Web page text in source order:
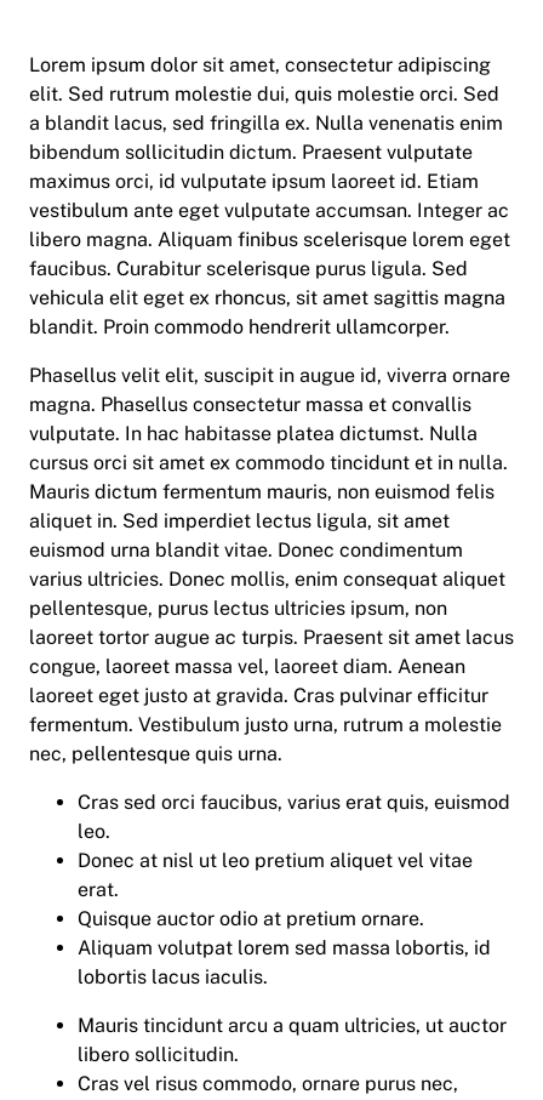
Lorem ipsum dolor sit amet, consectetur adipiscing
elit. Sed rutrum molestie dui, quis molestie orci. Sed
a blandit lacus, sed fringilla ex. Nulla venenatis enim
bibendum sollicitudin dictum. Praesent vulputate
maximus orci, id vulputate ipsum laoreet id. Etiam
vestibulum ante eget vulputate accumsan. Integer ac
libero magna. Aliquam finibus scelerisque lorem eget
faucibus. Curabitur scelerisque purus ligula. Sed
vehicula elit eget ex rhoncus, sit amet sagittis magna
blandit. Proin commodo hendrerit ullamcorper.
Phasellus velit elit, suscipit in augue id, viverra ornare
magna. Phasellus consectetur massa et convallis
vulputate. In hac habitasse platea dictumst. Nulla
cursus orci sit amet ex commodo tincidunt et in nulla.
Mauris dictum fermentum mauris, non euismod felis
aliquet in. Sed imperdiet lectus ligula, sit amet
euismod urna blandit vitae. Donec condimentum
varius ultricies. Donec mollis, enim consequat aliquet
pellentesque, purus lectus ultricies ipsum, non
laoreet tortor augue ac turpis. Praesent sit amet lacus
congue, laoreet massa vel, laoreet diam. Aenean
laoreet eget justo at gravida. Cras pulvinar efficitur
fermentum. Vestibulum justo urna, rutrum a molestie
nec, pellentesque quis urna.
Cras sed orci faucibus, varius erat quis, euismod
leo.
Donec at nisl ut leo pretium aliquet vel vitae
erat.
Quisque auctor odio at pretium ornare.
Aliquam volutpat lorem sed massa lobortis, id
lobortis lacus iaculis.
Mauris tincidunt arcu a quam ultricies, ut auctor
libero sollicitudin.
Cras vel risus commodo, ornare purus nec,